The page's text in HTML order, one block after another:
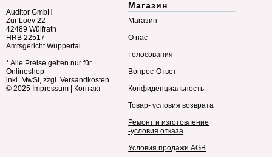
Auditor GmbH
Zur Loev 22
42489 Wülfrath
HRB 22517
Amtsgericht Wuppertal
* Alle Preise gelten nur für
Onlineshop
inkl. MwSt, zzgl. Versandkosten
© 2025 Impressum Контакт
Магазин
Магазин
О нас
Голосования
Вопрос-Ответ
Конфиденциальность
Товар- условия возврата
Ремонт и изготовление
-условия отказа
Условия продажи AGB